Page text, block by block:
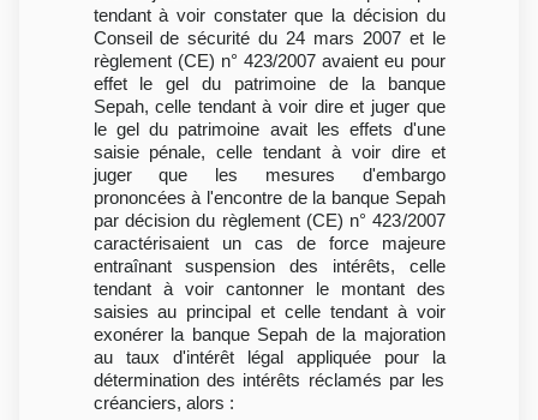
tendant à voir constater que la décision du
Conseil de sécurité du 24 mars 2007 et le
règlement (CE) n° 423/2007 avaient eu pour
effet le gel du patrimoine de la banque
Sepah, celle tendant à voir dire et juger que
le gel du patrimoine avait les effets d'une
saisie pénale, celle tendant à voir dire et
juger que les mesures d'embargo
prononcées à l'encontre de la banque Sepah
par décision du règlement (CE) n° 423/2007
caractérisaient un cas de force majeure
entraînant suspension des intérêts, celle
tendant à voir cantonner le montant des
saisies au principal et celle tendant à voir
exonérer la banque Sepah de la majoration
au taux d'intérêt légal appliquée pour la
détermination des intérêts réclamés par les
créanciers, alors :